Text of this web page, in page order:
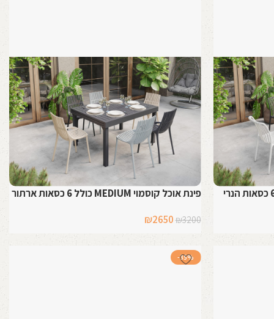
פינת אוכל קוסמוי MEDIUM כולל 6 כסאות ארתור
₪3200
המחיר
המקורי
היה:
₪3200.
₪2650
הנוכחי
הוא:
בחר אפשרויות
-35%